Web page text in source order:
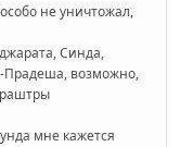
не уничтожал,
Синда,
Прадеша, возможно,
мне кажется